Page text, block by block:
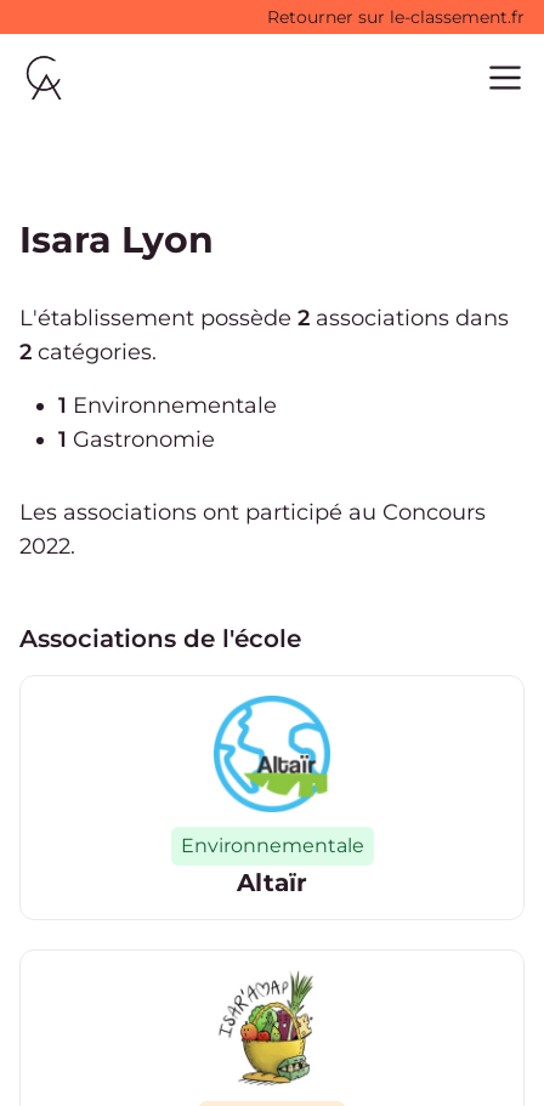
Retourner sur le-classement.fr
Accueil
Isara Lyon
L'établissement possède 2 associations dans
2 catégories.
1 Environnementale
1 Gastronomie
Les associations ont participé au Concours
2022.
Associations de l'école
Altaïr
Catégorie
Environnementale